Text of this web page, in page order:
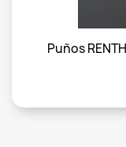
Puños